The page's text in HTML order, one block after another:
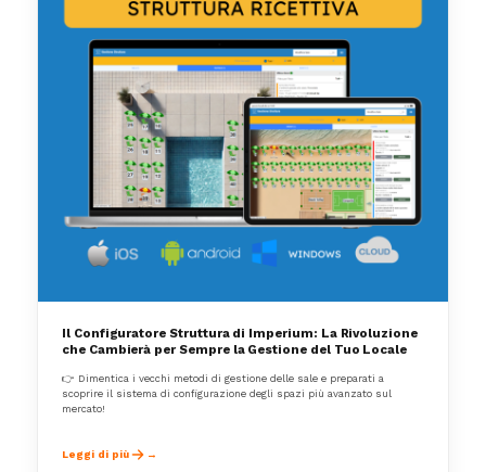
Il Configuratore Struttura di Imperium: La Rivoluzione
che Cambierà per Sempre la Gestione del Tuo Locale
👉 Dimentica i vecchi metodi di gestione delle sale e preparati a
scoprire il sistema di configurazione degli spazi più avanzato sul
mercato!
Leggi di più